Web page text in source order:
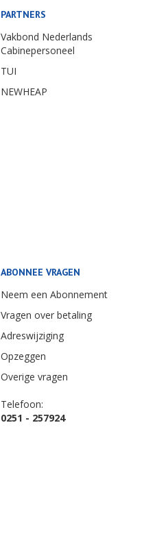
PARTNERS
Vakbond Nederlands
Cabinepersoneel
TUI
NEWHEAP
ABONNEE VRAGEN
Neem een Abonnement
Vragen over betaling
Adreswijziging
Opzeggen
Overige vragen
Telefoon:
0251 - 257924